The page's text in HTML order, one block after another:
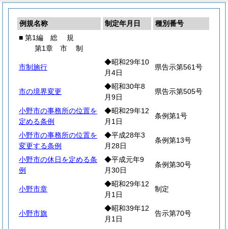
例規名称 制定年月日
種別番号
■ 第1編 総 規
第1章 市制
市制施行
◆昭和29年10
月4日
県告示第561号
市の境界変更
◆昭和30年8
月9日
県告示第505号
小野市の事務所の位置を
定める条例
◆昭和29年12
月1日
条例第1号
小野市の事務所の位置を
変更する条例
◆平成28年3
月28日
条例第13号
小野市の休日を定める条
例
◆平成元年9
月30日
条例第30号
小野市章
◆昭和29年12
月1日
制定
小野市旗
◆昭和39年12
月1日
告示第70号